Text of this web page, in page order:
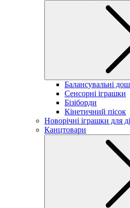
Балансувальні
Сенсорні іграшки
Бізіборди
Кінетичний пісок
Новорічні іграшки для
Канцтовари